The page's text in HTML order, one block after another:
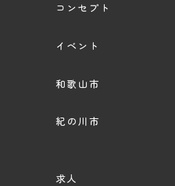
コンセプト
イベント
和歌山市
紀の川市
求人